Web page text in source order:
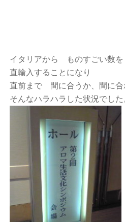
イタリアから ものすごい数を
直輸入することになり
直前まで
間に合うか、間に合
そんなハラハラした状況でした